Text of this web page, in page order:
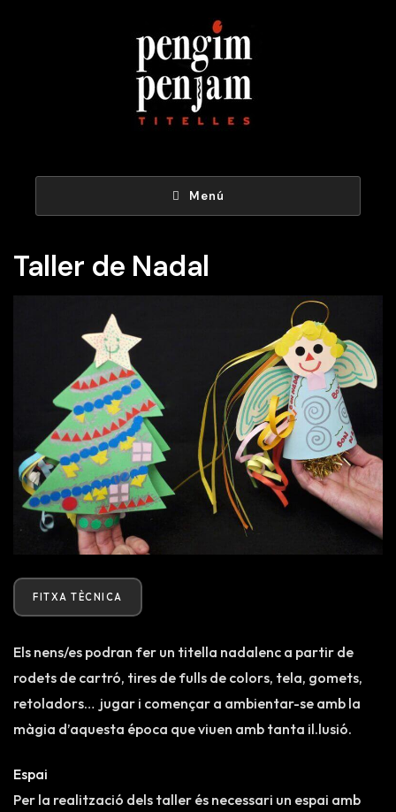
Menú
Taller de Nadal
FITXA TÈCNICA
Els nens/es podran fer un titella nadalenc a partir de
rodets de cartró, tires de fulls de colors, tela, gomets,
retoladors… jugar i començar a ambientar-se amb la
màgia d’aquesta época que viuen amb tanta il.lusió.
Espai
Per la realització dels taller és necessari un espai amb